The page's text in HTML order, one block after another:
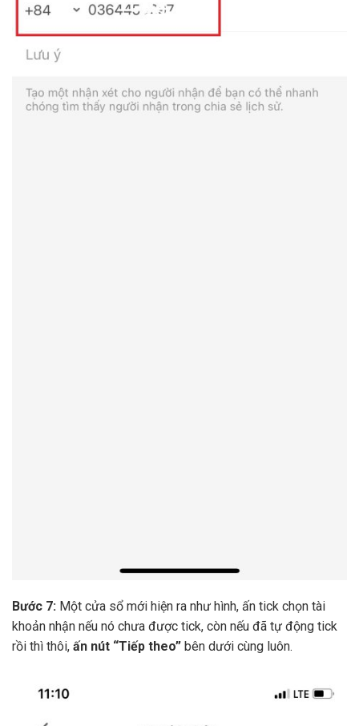
Bước 7: Một cửa sổ mới hiện ra như hình, ấn tick chọn tài
khoản nhận nếu nó chưa được tick, còn nếu đã tự động tick
rồi thì thôi, ấn nút “Tiếp theo” bên dưới cùng luôn.